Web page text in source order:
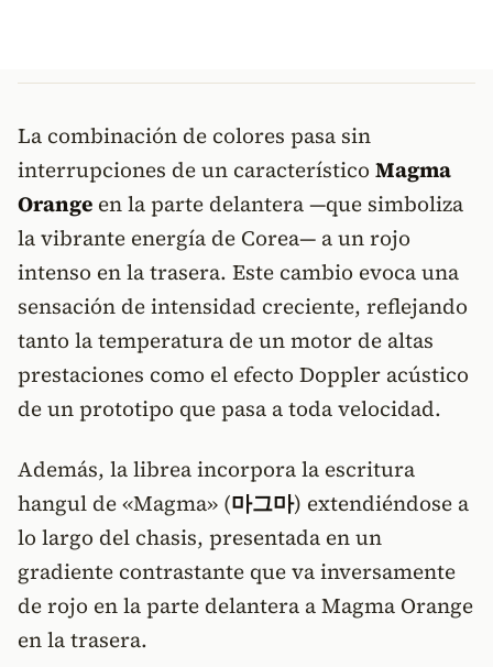
La combinación de colores pasa sin
interrupciones de un característico Magma
Orange en la parte delantera —que simboliza
la vibrante energía de Corea— a un rojo
intenso en la trasera. Este cambio evoca una
sensación de intensidad creciente, reflejando
tanto la temperatura de un motor de altas
prestaciones como el efecto Doppler acústico
de un prototipo que pasa a toda velocidad.
Además, la librea incorpora la escritura
hangul de «Magma» (마그마) extendiéndose a
lo largo del chasis, presentada en un
gradiente contrastante que va inversamente
de rojo en la parte delantera a Magma Orange
en la trasera.